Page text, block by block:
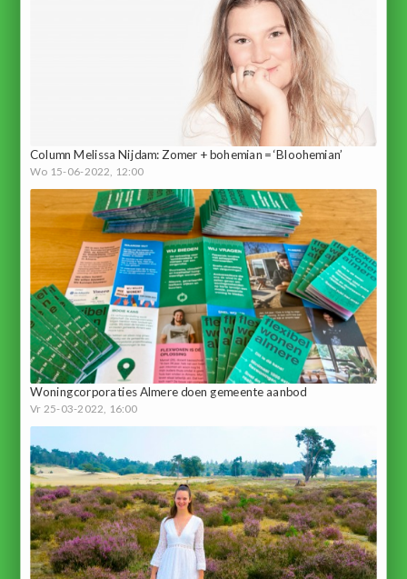
Column Melissa Nijdam: Zomer + bohemian = ‘Bloohemian’
Wo 15-06-2022, 12:00
Woningcorporaties Almere doen gemeente aanbod
Vr 25-03-2022, 16:00